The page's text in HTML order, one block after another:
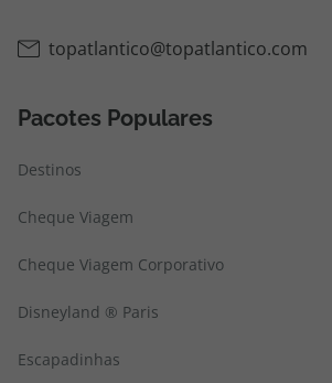
topatlantico@topatlantico.com
Pacotes Populares
Destinos
Cheque Viagem
Cheque Viagem Corporativo
Disneyland ® Paris
Escapadinhas